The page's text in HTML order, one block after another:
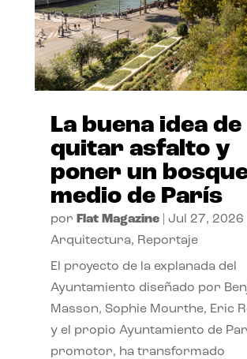
La buena idea de
quitar asfalto y
poner un
medio de París
por Flat Magazine| Jul 27, 2026
Arquitectura, Reportaje
El proyecto de la explanada del
Ayuntamiento diseñado por
Masson, Sophie Mourthe, Eric
y el propio Ayuntamiento de
promotor, ha transformado